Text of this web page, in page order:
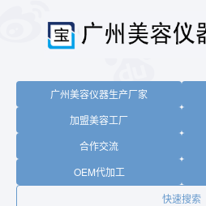
广州美容仪器生产厂家
加盟美容工厂
合作交流
OEM代加工
快速搜索